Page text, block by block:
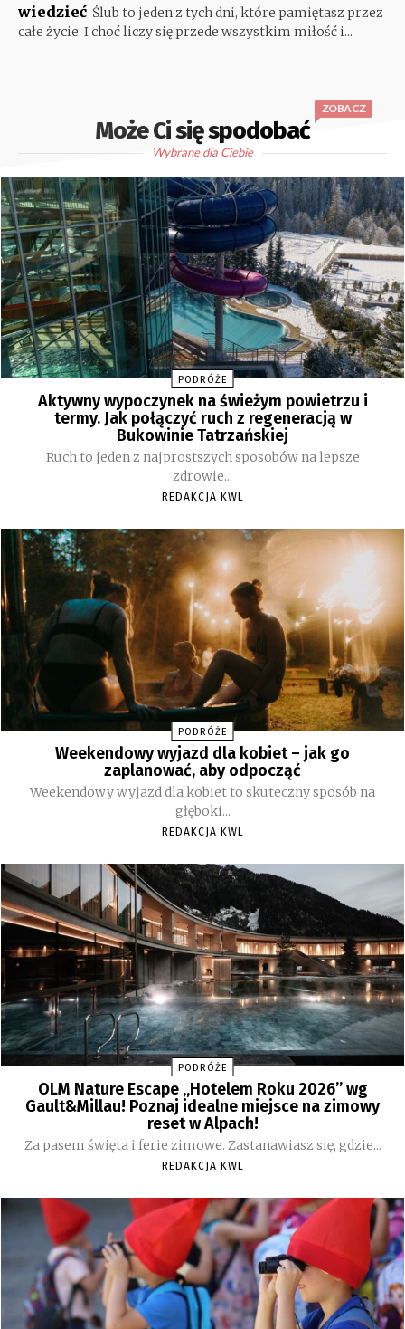
wiedzieć Ślub to jeden z tych dni, które pamiętasz przez
całe życie. I choć liczy się przede wszystkim miłość i...
Może Ci się spodobać
ZOBACZ
Wybrane dla Ciebie
PODRÓŻE
Aktywny wypoczynek na świeżym powietrzu i
termy. Jak połączyć ruch z regeneracją w
Bukowinie Tatrzańskiej
Ruch to jeden z najprostszych sposobów na lepsze
zdrowie...
REDAKCJA KWL
PODRÓŻE
Weekendowy wyjazd dla kobiet – jak go
zaplanować, aby odpocząć
Weekendowy wyjazd dla kobiet to skuteczny sposób na
głęboki...
REDAKCJA KWL
PODRÓŻE
OLM Nature Escape „Hotelem Roku 2026” wg
Gault&Millau! Poznaj idealne miejsce na zimowy
reset w Alpach!
Za pasem święta i ferie zimowe. Zastanawiasz się, gdzie...
REDAKCJA KWL